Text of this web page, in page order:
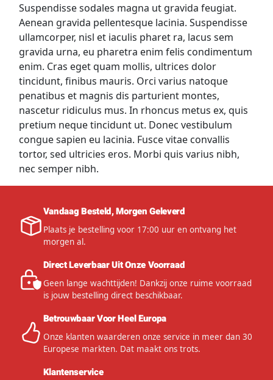
Suspendisse sodales magna ut gravida feugiat.
Aenean gravida pellentesque lacinia. Suspendisse
ullamcorper, nisl et iaculis pharet ra, lacus sem
gravida urna, eu pharetra enim felis condimentum
enim. Cras eget quam mollis, ultrices dolor
tincidunt, finibus mauris. Orci varius natoque
penatibus et magnis dis parturient montes,
nascetur ridiculus mus. In rhoncus metus ex, quis
pretium neque tincidunt ut. Donec vestibulum
congue sapien eu lacinia. Fusce vitae convallis
tortor, sed ultricies eros. Morbi quis varius nibh,
nec semper nibh.
Vandaag Besteld, Morgen Geleverd
Plaats je bestelling voor 17:00 uur en ontvang het
morgen al.
Direct Leverbaar Uit Onze Voorraad
Geen lange wachttijden! Dankzij onze ruime voorraad
is jouw bestelling direct beschikbaar.
Betrouwbaar Voor Heel Europa
Onze klanten waarderen onze service in meer dan 30
Europese markten. Dat maakt ons trots.
Klantenservice